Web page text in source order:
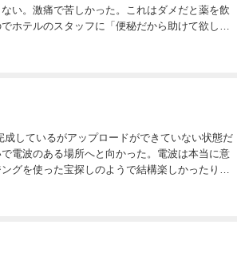
い。激痛で苦しかった。これはダメだと薬を飲
ホテルのスタッフに「便秘だから助けて欲し
電波のある場所へと向かった。電波は本当に意
グを使った宝探しのようで結構楽しかったりす